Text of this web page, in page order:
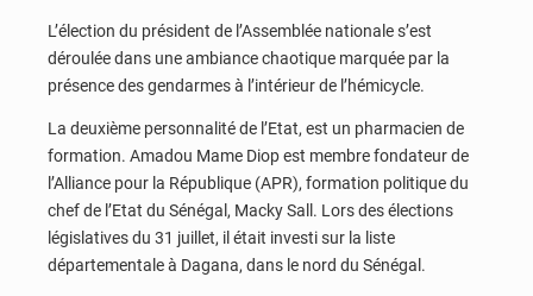
L’élection du président de l’Assemblée nationale s’est
déroulée dans une ambiance chaotique marquée par la
présence des gendarmes à l’intérieur de l’hémicycle.
La deuxième personnalité de l’Etat, est un pharmacien de
formation. Amadou Mame Diop est membre fondateur de
l’Alliance pour la République (APR), formation politique du
chef de l’Etat du Sénégal, Macky Sall. Lors des élections
législatives du 31 juillet, il était investi sur la liste
départementale à Dagana, dans le nord du Sénégal.